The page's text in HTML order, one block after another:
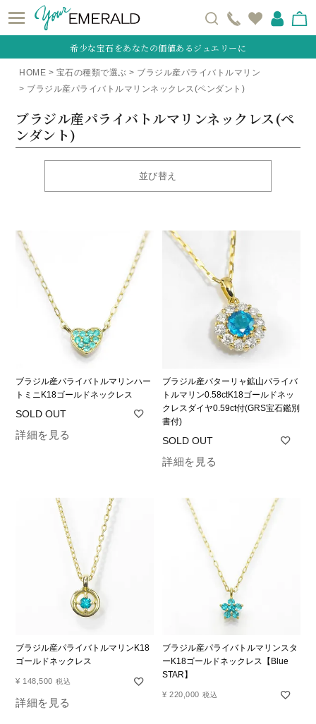
希少な宝石をあなたの価値あるジュエリーに
HOME 宝石の種類で選ぶ
ブラジル産パライバトルマリン
ブラジル産パライバトルマリンネックレス(ペンダント)
ブラジル産パライバトルマリンネックレス(ペ
ンダント)
並び替え
ブラジル産パライバトルマリンハー
トミニK18ゴールドネックレス
詳細を見る
ブラジル産バターリャ鉱山パライバ
トルマリン0.58ctK18ゴールドネッ
クレスダイヤ0.59ct付(GRS宝石鑑別
書付)
詳細を見る
ブラジル産パライバトルマリンK18
ゴールドネックレス
¥ 148,500 税込
詳細を見る
ブラジル産パライバトルマリンスタ
ーK18ゴールドネックレス【Blue
STAR】
¥ 220,000 税込